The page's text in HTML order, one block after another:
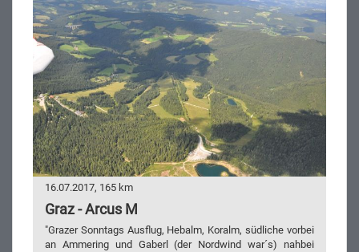
16.07.2017, 165 km
Graz - Arcus M
"Grazer Sonntags Ausflug, Hebalm, Koralm, südliche vorbei
an Ammering und Gaberl (der Nordwind war´s) nahbei